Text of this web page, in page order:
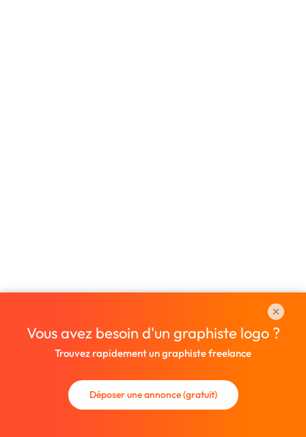
Vous avez besoin d'un graphiste logo ?
Trouvez rapidement un graphiste freelance
Déposer une annonce (gratuit)